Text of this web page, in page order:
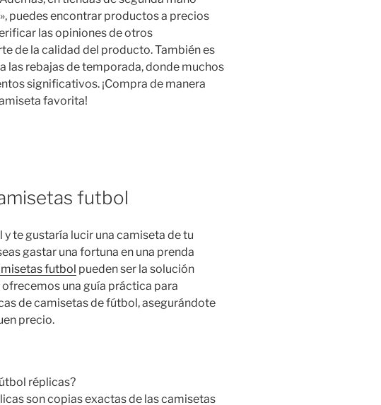
puedes encontrar productos a precios
las opiniones de otros
de la calidad del producto. También es
las rebajas de temporada, donde muchos
significativos. ¡Compra de manera
favorita!
futbol
te gustaría lucir una camiseta de tu
gastar una fortuna en una prenda
futbol pueden ser la solución
una guía práctica para
de camisetas de fútbol, asegurándote
precio.
réplicas?
son copias exactas de las camisetas